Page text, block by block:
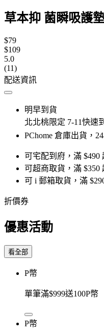
草本抑 菌瞬吸護
$79
$109
5.0
(11)
配送資訊
明早到貨
北北桃限定 7-11快速
PChome 倉庫出貨，
可宅配到府，滿 $490
可超商取貨，滿 $350
可 i 郵箱取貨，滿
折價券
優惠活動
看全部
P幣
單筆滿$999送100P幣
P幣